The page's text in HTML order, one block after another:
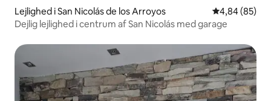
Lejlighed i San Nicolás de los Arroyos 4,84 ud af 5 i
4,84 (85)
Dejlig lejlighed i centrum af San Nicolás med garage